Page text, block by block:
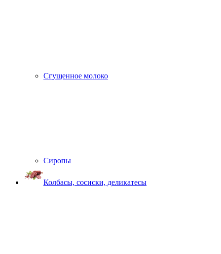
Сгущенное молоко
Сиропы
Колбасы, сосиски, деликатесы